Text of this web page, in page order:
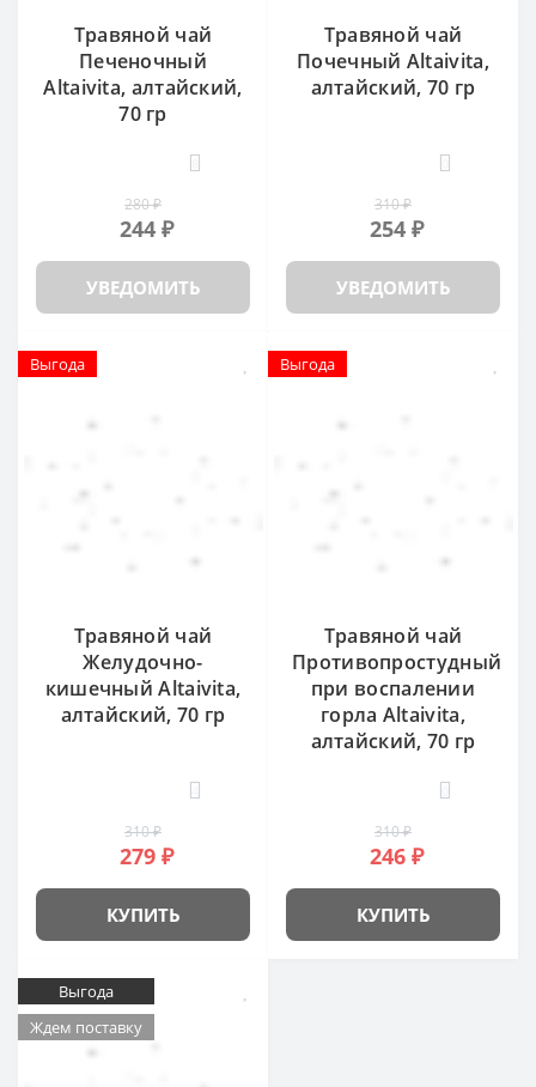
Травяной чай
Печеночный
Altaivita, алтайский,
70 гр
280 ₽
244 ₽
УВЕДОМИТЬ
Травяной чай
Почечный Altaivita,
алтайский, 70 гр
310 ₽
254 ₽
УВЕДОМИТЬ
Выгода
Травяной чай
Желудочно-
кишечный Altaivita,
алтайский, 70 гр
310 ₽
279 ₽
КУПИТЬ
Выгода
Травяной чай
Противопростудный
при воспалении
горла Altaivita,
алтайский, 70 гр
310 ₽
246 ₽
КУПИТЬ
Выгода
Ждем поставку